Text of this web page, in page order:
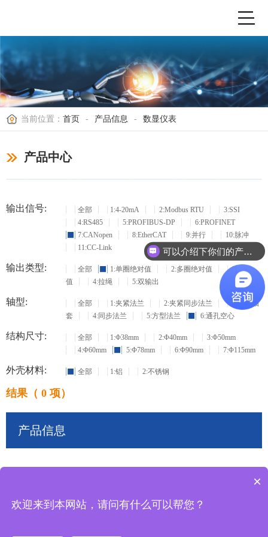
当前位置： 首页 - 产品信息 - 数显仪表
产品中心
输出信号: 全部 1:4-20mA 2:Modbus RTU
3:SSI
4:RS485
5:PROFIBUS-DP
6:PROFINET
7:CANopen
8:EtherCAT 9:并行
10:脉冲
11:CC-Link
输出类型: 全部 1:单圈绝对值 2:多圈绝对值
3:增量
值
4:拉绳 5:双输出
轴型: 全部 1:夹紧法兰 2:夹紧同步法兰
3:盲孔轴
套
4:同步法兰 5:方型法兰 6:通孔空心
结构尺寸: 全部 1:Φ38mm 2:Φ40mm
3:Φ50mm
4:Φ60mm
5:Φ78mm 6:Φ90mm 7:Φ115mm
外壳材料: 全部 1:铝 2:不锈钢
结果（ 0 项）
产品信息
可以介绍下你们的产品么？
×
欢迎来到本网站，请问有什么可以帮您？